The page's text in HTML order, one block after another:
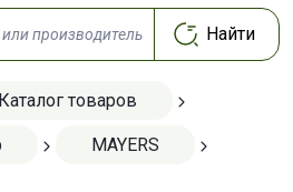
Каталог товаров
MAYERS